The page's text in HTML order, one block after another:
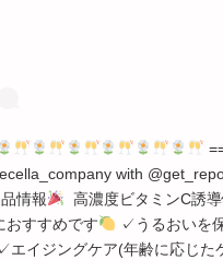
with
情報
高濃度ビタミンC誘
おすすめです
✓うるおいを
エイジングケア(年齢に応じた